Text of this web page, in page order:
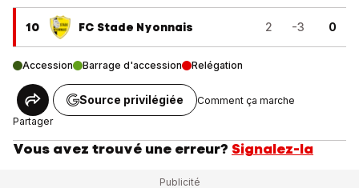
10 FC Stade Nyonnais 2 -3 0
Accession Barrage d'accession Relégation
Partager
Source privilégiée Comment ça marche
Vous avez trouvé une erreur? Signalez-la